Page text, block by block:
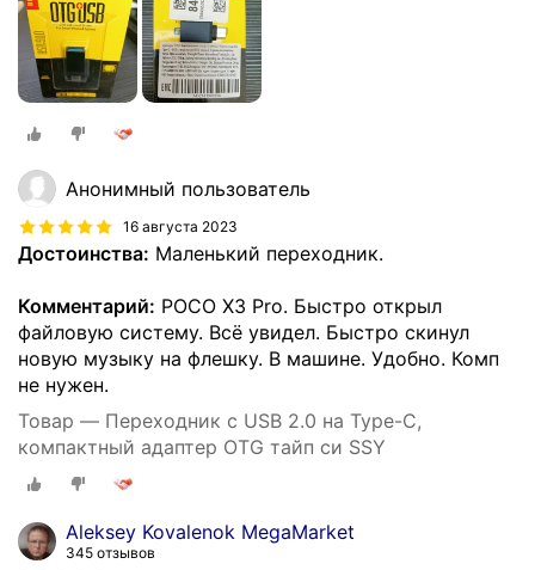
Анонимный пользователь
16 августа 2023
Достоинства: Маленький переходник.
Комментарий: POCO X3 Pro. Быстро открыл
файловую систему. Всё увидел. Быстро скинул
новую музыку на флешку. В машине. Удобно. Комп
не нужен.
Товар — Переходник с USB 2.0 на Type-C,
компактный адаптер OTG тайп си SSY
Aleksey Kovalenok MegaMarket
345 отзывов